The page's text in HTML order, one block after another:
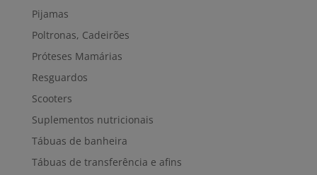
Pijamas
Poltronas, Cadeirões
Próteses Mamárias
Resguardos
Scooters
Suplementos nutricionais
Tábuas de banheira
Tábuas de transferência e afins